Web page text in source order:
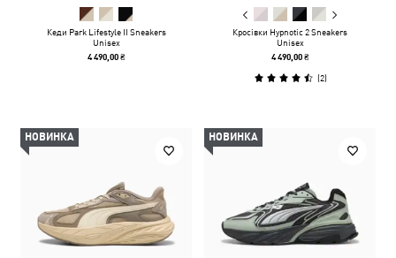
Кеди Park Lifestyle II Sneakers
Unisex
4 490,00 ₴
Кросівки Hypnotic 2 Sneakers
Unisex
4 490,00 ₴
(2)
НОВИНКА НОВИНКА